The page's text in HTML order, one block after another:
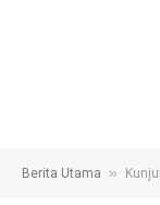
Berita Utama »